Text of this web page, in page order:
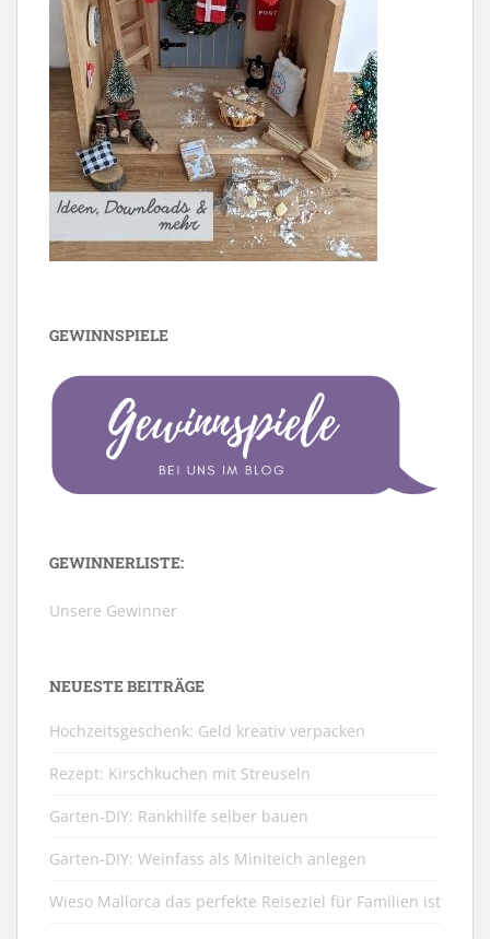
GEWINNSPIELE
GEWINNERLISTE:
Unsere Gewinner
NEUESTE BEITRÄGE
Hochzeitsgeschenk: Geld kreativ verpacken
Rezept: Kirschkuchen mit Streuseln
Garten-DIY: Rankhilfe selber bauen
Garten-DIY: Weinfass als Miniteich anlegen
Wieso Mallorca das perfekte Reiseziel für Familien ist